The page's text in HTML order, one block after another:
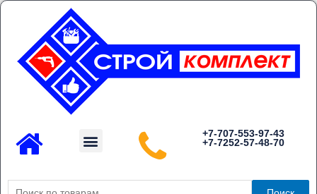
Перейти
содержимому
Menu
+7-707-553-97-43
+7-7252-57-48-70
Искать: